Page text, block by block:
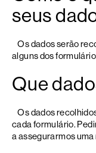
seus
Os dados serão
alguns dos
Que
Os dados
cada formulário.
a assegurarmos